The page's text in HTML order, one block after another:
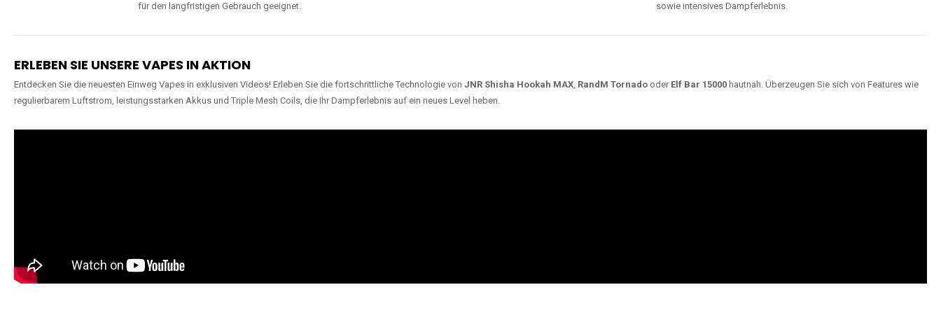
für den langfristigen Gebrauch geeignet.
sowie intensives Dampferlebnis.
ERLEBEN SIE UNSERE VAPES IN AKTION
Entdecken Sie die neuesten Einweg Vapes in exklusiven Videos! Erleben Sie die fortschrittliche Technologie von JNR Shisha Hookah MAX, RandM Tornado oder Elf Bar 15000 hautnah. Überzeugen Sie sich von Features wie
regulierbarem Luftstrom, leistungsstarken Akkus und Triple Mesh Coils, die Ihr Dampferlebnis auf ein neues Level heben.